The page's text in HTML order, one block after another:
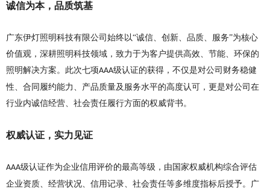
诚信为本，品质筑基
广东伊灯照明科技有限公司始终以“诚信、创新、品质、服务”为核心
价值观，深耕照明科技领域，致力于为客户提供高效、节能、环保的
照明解决方案。此次七项AAA级认证的获得，不仅是对公司财务稳健
性、合同履约能力、产品质量及服务水平的高度认可，更是对公司在
行业内诚信经营、社会责任履行方面的权威背书。
权威认证，实力见证
AAA级认证作为企业信用评价的最高等级，由国家权威机构综合评估
企业资质、经营状况、信用记录、社会责任等多维度指标后授予。广